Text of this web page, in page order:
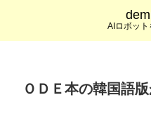
AIロボッ
ＯＤＥ本の韓国語